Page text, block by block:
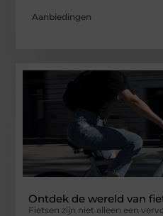
Aanbiedingen
Ontdek de wereld van
Fietsen zijn niet alleen een